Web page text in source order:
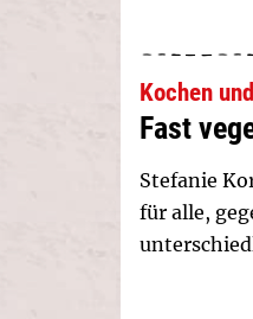
Kochen
Fast
Stefanie
für alle,